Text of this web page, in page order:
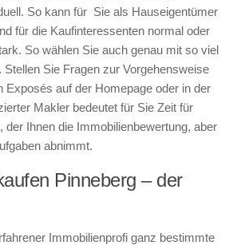
So kann für Sie als Hauseigentümer
für die Kaufinteressenten normal oder
So wählen Sie auch genau mit so viel
Stellen Sie Fragen zur Vorgehensweise
Exposés auf der Homepage oder in der
Makler bedeutet für Sie Zeit für
der Ihnen die Immobilienbewertung, aber
abnimmt.
Pinneberg – der
Immobilienprofi ganz bestimmte